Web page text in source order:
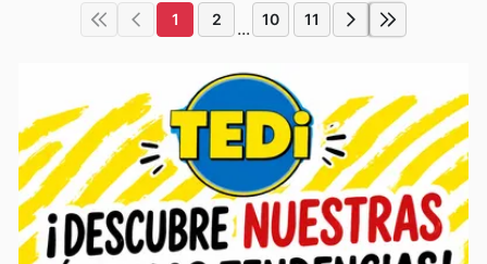
1 2 ... 10 11